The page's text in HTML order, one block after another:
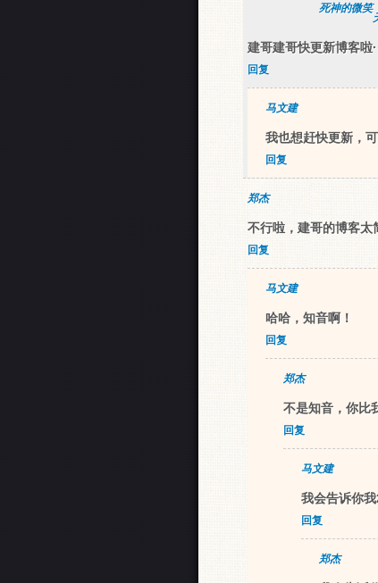
死神的微笑
建哥建哥快更新博客啦
回复
马文建
我也想赶快更新，
回复
郑杰
不行啦，建哥的博客太
回复
马文建
哈哈，知音啊！
回复
郑杰
不是知音，你比
回复
马文建
我会告诉你
回复
郑杰